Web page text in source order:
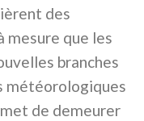
des
mesure que les
branches
météorologiques
de demeurer